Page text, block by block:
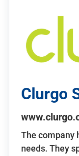
Clurgo
The company
needs. They